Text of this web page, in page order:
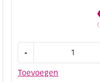
Toevoegen
-
Kraskaarten,